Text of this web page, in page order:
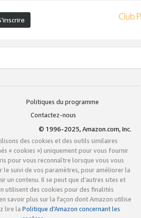
Politiques du programme
Contactez-nous
© 1996-2025, Amazon.com, Inc.
des cookies et des outils similaires
« cookies ») uniquement pour vous fournir
pour vous reconnaître lorsque vous vous
le suivi de vos paramètres, pour améliorer la
un contenu. Il se peut que d’autres sites et
utilisent des cookies pour des finalités
savoir plus sur la façon dont Amazon utilise
lire la Politique d’Amazon concernant les